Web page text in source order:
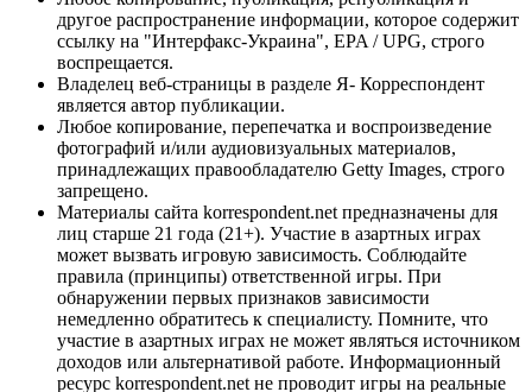
другое распространение информации, которое содержит
ссылку на "Интерфакс-Украина", EPA / UPG, строго
воспрещается.
Владелец веб-страницы в разделе Я- Корреспондент
является автор публикации.
Любое копирование, перепечатка и воспроизведение
фотографий и/или аудиовизуальных материалов,
принадлежащих правообладателю Getty Images, строго
запрещено.
Материалы сайта korrespondent.net предназначены для
лиц старше 21 года (21+). Участие в азартных играх
может вызвать игровую зависимость. Соблюдайте
правила (принципы) ответственной игры. При
обнаружении первых признаков зависимости
немедленно обратитесь к специалисту. Помните, что
участие в азартных играх не может являться источником
доходов или альтернативой работе. Информационный
ресурс korrespondent.net не проводит игры на реальные